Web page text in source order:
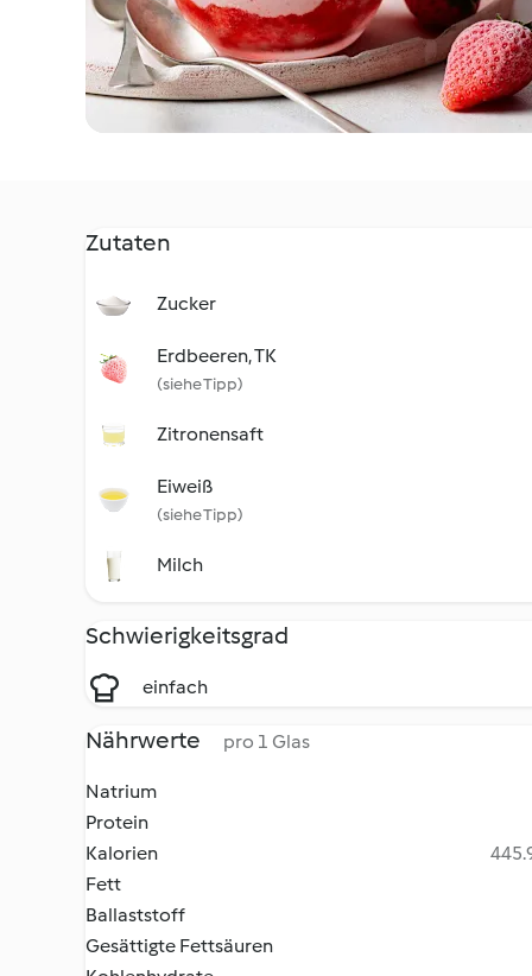
Zutaten
Zucker
Erdbeeren, TK
(siehe Tipp)
Zitronensaft
Eiweiß
(siehe Tipp)
Milch
Schwierigkeitsgrad
einfach
Nährwerte pro 1 Glas
Natrium
Protein
Kalorien
Fett
Ballaststoff
Gesättigte Fettsäuren